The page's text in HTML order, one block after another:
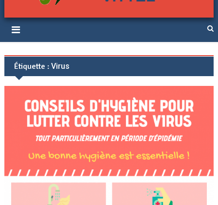
Collège Jules Verne de
Vittel (Vosges)
Étiquette : Virus